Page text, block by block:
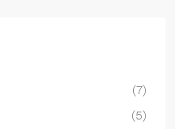
(7)
(5)